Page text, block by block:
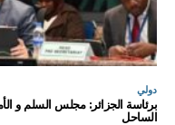
دولي
برئاسة الجزائر: مجلس السلم و
الساحل